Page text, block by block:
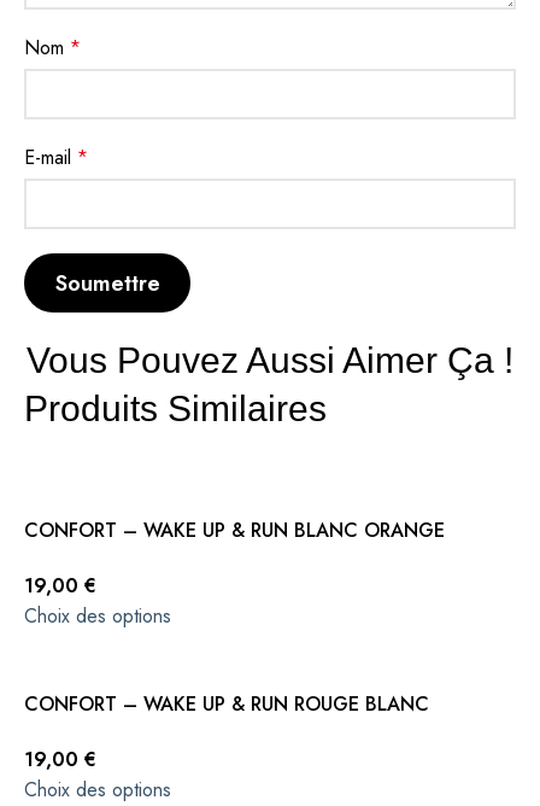
Nom *
E-mail *
Vous Pouvez Aussi Aimer Ça !
Produits Similaires
CONFORT – WAKE UP & RUN BLANC ORANGE
19,00 €
Choix des options
CONFORT – WAKE UP & RUN ROUGE BLANC
19,00 €
Choix des options